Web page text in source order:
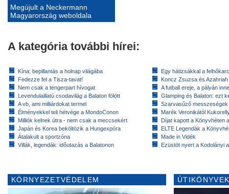
Megújult a Neckermann
Magyarország weboldala
A kategória további hírei:
Kína: bepillantás a holnap világába
Fedezze fel a Tisza-tavat!
Nem csak a tengerpart hívogat
Levendulaillatú csodavilág a Balaton fölött
A vb, ami milliárdokat termel
Élményekkel teli hétvége a MondoConon
Milliók kelnek útra - nem csak a meccsekért
Japán és Korea beköltözik a Hungexpóra
Átalakult a sportzóna
Villák, legendák: időutazás a Balatonon
Egy hátizsákkal a
Koncz Zsuzsa és
A futball ereje, a pályán
Glamping és Balaton: ezt
Szarvasűző messzeségek
Marék Veronikától
Díjat kapott a Könyvhéten
ELTE Legendák a
Made in Vidék
Ezüstöt nyert a Kodolányi
KÖRNYEZETVÉDELEM